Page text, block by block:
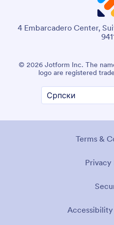
4 Embarcadero Center,
© 2026 Jotform Inc. The
logo are registered
Terms &
Privacy